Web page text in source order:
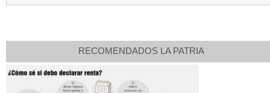
RECOMENDADOS LA PATRIA